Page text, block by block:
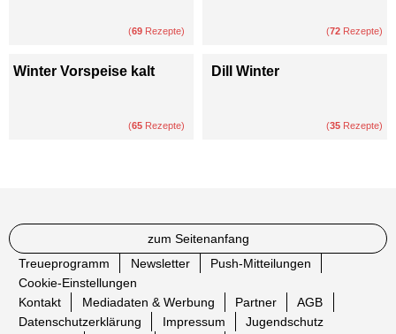
(69 Rezepte) (72 Rezepte)
Winter Vorspeise kalt
(65 Rezepte)
Dill Winter
(35 Rezepte)
zum Seitenanfang
Treueprogramm
Newsletter
Push-Mitteilungen
Cookie-Einstellungen
Kontakt
Mediadaten & Werbung Partner
AGB
Datenschutzerklärung
Impressum
Jugendschutz